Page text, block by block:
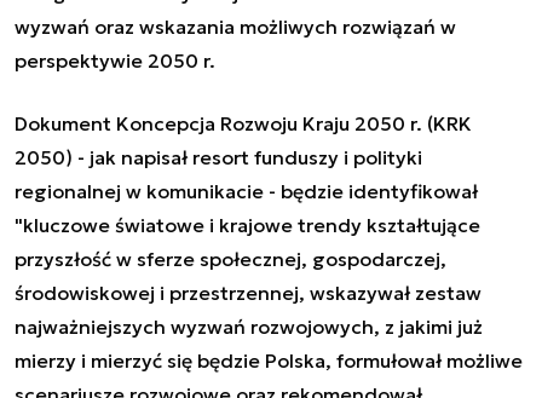
wyzwań oraz wskazania możliwych rozwiązań w
perspektywie 2050 r.
Dokument Koncepcja Rozwoju Kraju 2050 r. (KRK
2050) - jak napisał resort funduszy i polityki
regionalnej w komunikacie - będzie identyfikował
"kluczowe światowe i krajowe trendy kształtujące
przyszłość w sferze społecznej, gospodarczej,
środowiskowej i przestrzennej, wskazywał zestaw
najważniejszych wyzwań rozwojowych, z jakimi już
mierzy i mierzyć się będzie Polska, formułował możliwe